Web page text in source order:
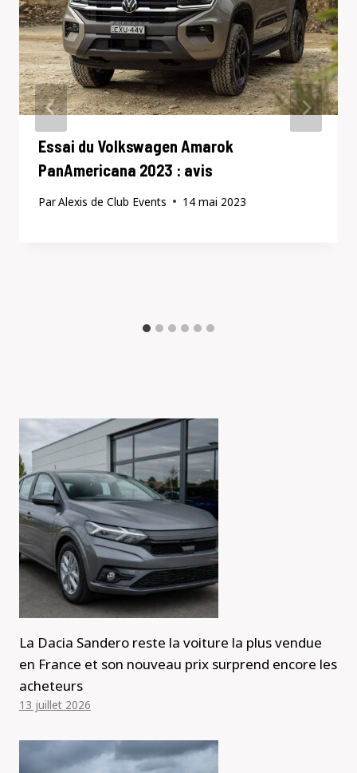
Essai du Volkswagen Amarok
PanAmericana 2023 : avis
ParAlexis de Club Events 14 mai 2023
La Dacia Sandero reste la voiture la plus vendue
en France et son nouveau prix surprend encore les
acheteurs
13 juillet 2026